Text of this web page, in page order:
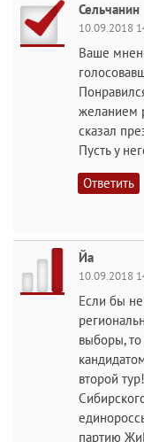
Сельчанин
10.09.2018
Ваше
желанием
сказал
Пусть у
Ответить
Йа
10.09.2018
Если бы
выборы,
второй
партию